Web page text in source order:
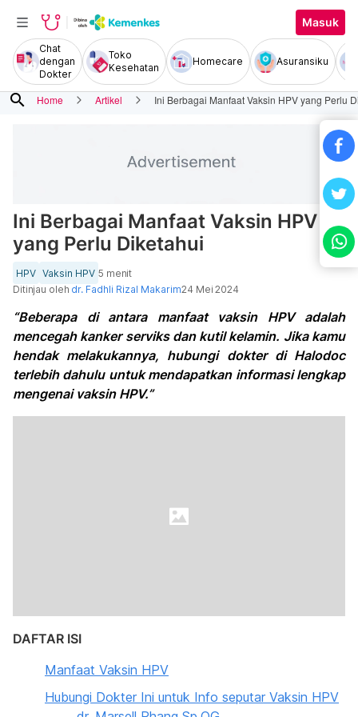
Masuk
Chat
dengan
Dokter
Toko
Kesehatan
Homecare Asuransiku
search Home Artikel Ini Berbagai Manfaat Vaksin HPV yang Perlu
Ini Berbagai Manfaat Vaksin HPV
yang Perlu Diketahui
HPV Vaksin HPV 5 menit
Ditinjau oleh dr. Fadhli Rizal Makarim24 Mei 2024
“Beberapa di antara manfaat vaksin HPV adalah
mencegah kanker serviks dan kutil kelamin. Jika kamu
hendak melakukannya, hubungi dokter di Halodoc
terlebih dahulu untuk mendapatkan informasi lengkap
mengenai vaksin HPV.”
DAFTAR ISI
Manfaat Vaksin HPV
Hubungi Dokter Ini untuk Info seputar Vaksin HPV